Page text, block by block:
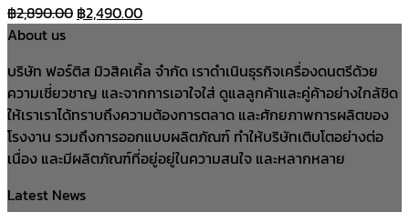
฿2,890.00 Original
฿2,890.00.
฿2,490.00Current
฿2,490.00.
About us
บริษัท ฟอร์ติส มิวสิคเคิ้ล จำกัด เราดำเนินธุรกิจเครื่องดนตรีด้วย
ความเชี่ยวชาญ และจากการเอาใจใส่ ดูแลลูกค้าและคู่ค้าอย่างใกล้ชิด
ให้เราเราได้ทราบถึงความต้องการตลาด และศักยภาพการผลิตของ
โรงงาน รวมถึงการออกแบบผลิตภัณฑ์ ทำให้บริษัทเติบโตอย่างต่อ
เนื่อง และมีผลิตภัณฑ์ที่อยู่อยู่ในความสนใจ และหลากหลาย
Latest News